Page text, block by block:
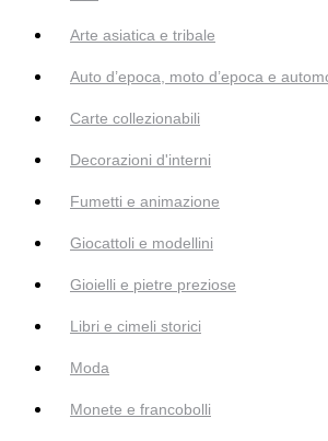
Arte asiatica e tribale
Auto d’epoca, moto d’epoca e
Carte collezionabili
Decorazioni d'interni
Fumetti e animazione
Giocattoli e modellini
Gioielli e pietre preziose
Libri e cimeli storici
Moda
Monete e francobolli